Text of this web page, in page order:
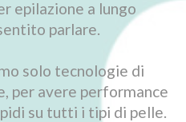
epilazione a lungo
parlare.
solo tecnologie di
per avere performance
su tutti i tipi di pelle.